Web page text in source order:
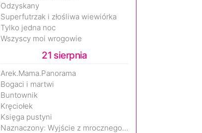
Odzyskany
Superfutrzak i złośliwa wiewiórka
Tylko jedna noc
Wszyscy moi wrogowie
21 sierpnia
Arek.Mama.Panorama
Bogaci i martwi
Buntownik
Kręciołek
Księga pustyni
Naznaczony: Wyjście z mrocznego wymiaru